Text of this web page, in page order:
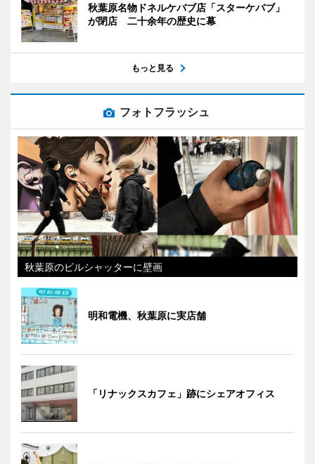
秋葉原名物ドネルケバブ店「スターケバブ」
が閉店 二十余年の歴史に幕
もっと見る
フォトフラッシュ
秋葉原のビルシャッターに壁画
明和電機、秋葉原に実店舗
「リナックスカフェ」跡にシェアオフィス